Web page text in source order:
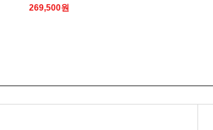
269,500원